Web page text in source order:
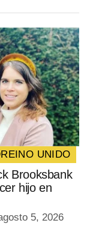
REINO UNIDO
Brooksbank
hijo en
5, 2026